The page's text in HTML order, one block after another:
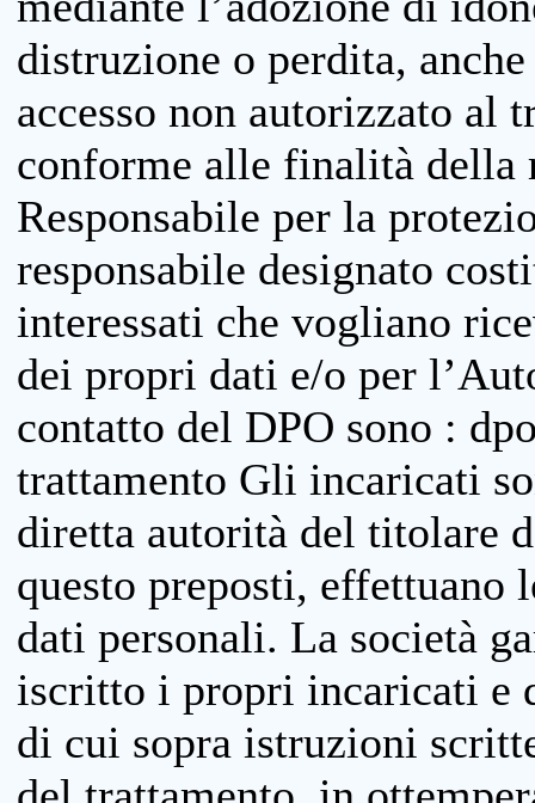
distruzione o perdita,
accesso non autorizzato al
conforme alle finalità della
Responsabile per la
responsabile designato
interessati che vogliano
dei propri dati e/o per
contatto del DPO sono :
trattamento Gli incaricati
diretta autorità del titolare
questo preposti, effettuano
dati personali. La società
iscritto i propri incaricati e
di cui sopra istruzioni